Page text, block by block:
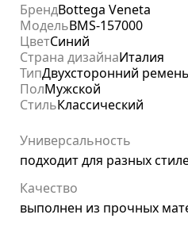
БрендBottega Veneta
МодельBMS-157000
ЦветСиний
Страна дизайнаИталия
ТипДвухсторонний ремень
ПолМужской
СтильКлассический
Универсальность
подходит для разных
Качество
выполнен из прочных